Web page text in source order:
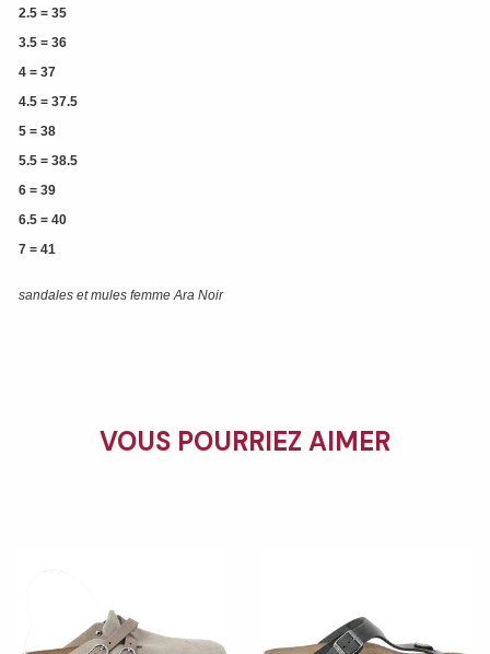
2.5 = 35
3.5 = 36
4 = 37
4.5 = 37.5
5 = 38
5.5 = 38.5
6 = 39
6.5 = 40
7 = 41
sandales et mules femme Ara Noir
VOUS POURRIEZ AIMER